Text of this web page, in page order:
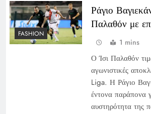
FASHION
Ράγιο
Παλαθόν με
1 mins
Ο Ίσι Παλαθόν
αγωνιστικές
Liga. Η Ράγιο
έντονα παράπονα
αυστηρότητα της